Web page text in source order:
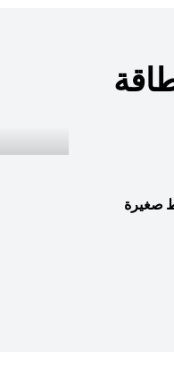
صغيرة